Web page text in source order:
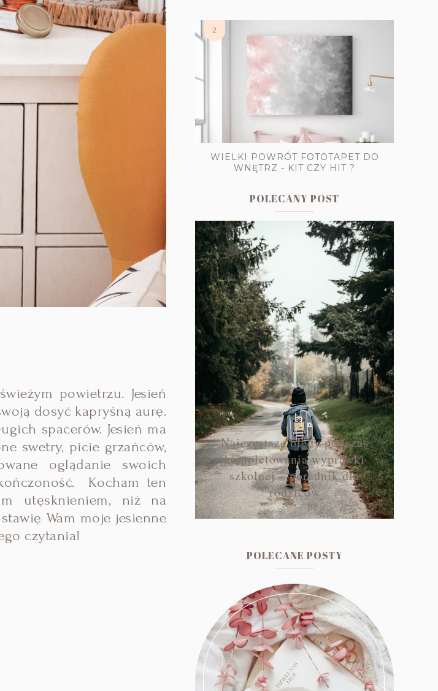
powietrzu. Jesień
dosyć kapryśną aurę.
spacerów. Jesień ma
swetry, picie grzańców,
oglądanie swoich
Kocham ten
utęsknieniem, niż na
Wam moje jesienne
czytania!
WIELKI POWRÓT FOTOTAPET DO
WNĘTRZ - KIT CZY HIT ?
POLECANY POST
Najczęstsze błędy podczas
kompletowania wyprawki
szkolnej – poradnik dla
rodziców
POLECANE POSTY